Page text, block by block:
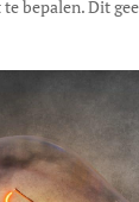
bepalen. Dit